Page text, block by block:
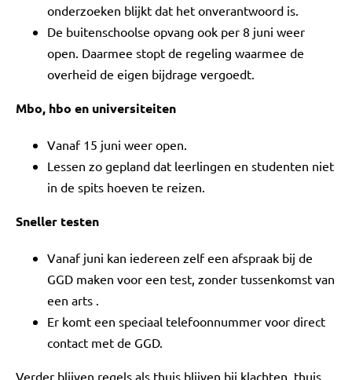
onderzoeken blijkt dat het onverantwoord is.
De buitenschoolse opvang ook per 8 juni weer
open. Daarmee stopt de regeling waarmee de
overheid de eigen bijdrage vergoedt.
Mbo, hbo en universiteiten
Vanaf 15 juni weer open.
Lessen zo gepland dat leerlingen en studenten niet
in de spits hoeven te reizen.
Sneller testen
Vanaf juni kan iedereen zelf een afspraak bij de
GGD maken voor een test, zonder tussenkomst van
een arts .
Er komt een speciaal telefoonnummer voor direct
contact met de GGD.
Verder blijven regels als thuis blijven bij klachten, thuis